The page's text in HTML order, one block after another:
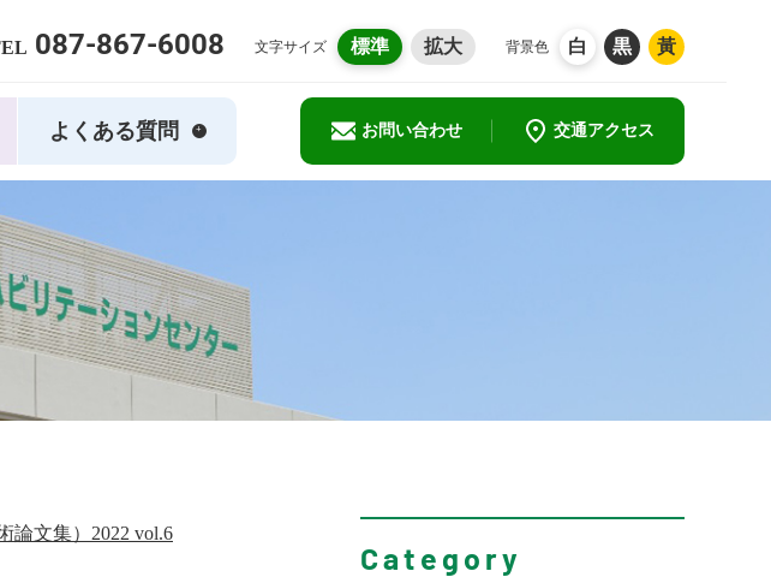
087-867-6008 文字サイズ 標準 拡大 背景色 白 黒 黃
よくある質問 お問い合わせ 交通アクセス
論文集）2022 vol.6
Category